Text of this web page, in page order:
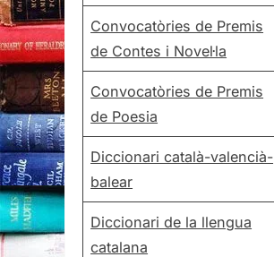
Convocatòries de Premis
de Contes i Novel·la
Convocatòries de Premis
de Poesia
Diccionari català-valencià-
balear
Diccionari de la llengua
catalana